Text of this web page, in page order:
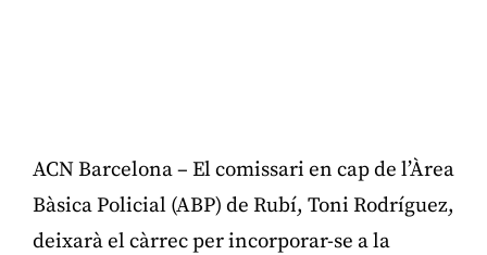
ACN Barcelona – El comissari en cap de l’Àrea
Bàsica Policial (ABP) de Rubí, Toni Rodríguez,
deixarà el càrrec per incorporar-se a la